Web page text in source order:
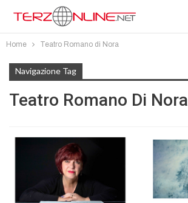
Home Teatro Romano di Nora
Navigazione Tag
Teatro Romano Di Nora